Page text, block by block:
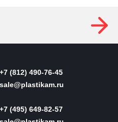
+7 (812) 490-76-45
sale@plastikam.ru
+7 (495) 649-82-57